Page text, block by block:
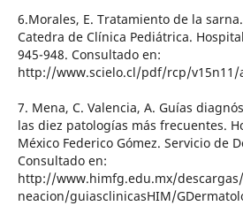
6.Morales, E. Tratamiento de la
Catedra de Clínica Pediátrica.
945-948. Consultado en:
http://www.scielo.cl/pdf/rcp/v15n11/
7. Mena, C. Valencia, A. Guías
las diez patologías más frecuentes.
México Federico Gómez. Servicio de
Consultado en:
http://www.himfg.edu.mx/
neacion/guiasclinicasHIM/